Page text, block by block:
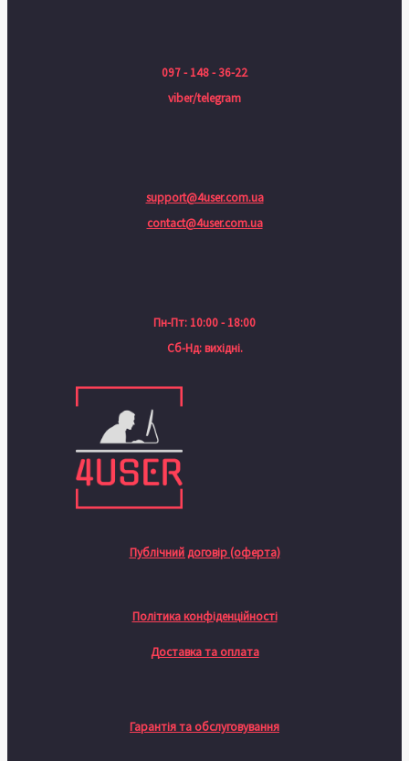
097 - 148 - 36-22
viber/telegram
support@4user.com.ua
contact@4user.com.ua
Пн-Пт: 10:00 - 18:00
Сб-Нд: вихідні.
Публічний договір (оферта)
Політика конфіденційності
Доставка та оплата
Гарантія та обслуговування